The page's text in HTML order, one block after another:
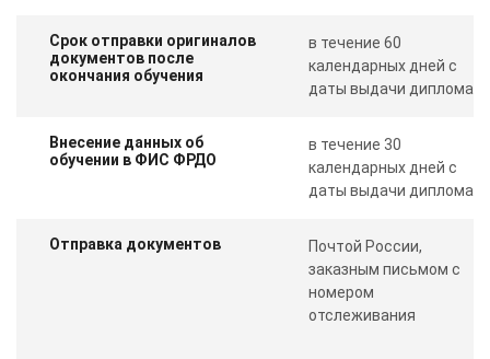
Срок отправки оригиналов
документов после
окончания обучения
в течение 60
календарных дней с
даты выдачи диплома
Внесение данных об
обучении в ФИС ФРДО
в течение 30
календарных дней с
даты выдачи диплома
Отправка документов
Почтой России,
заказным письмом с
номером
отслеживания